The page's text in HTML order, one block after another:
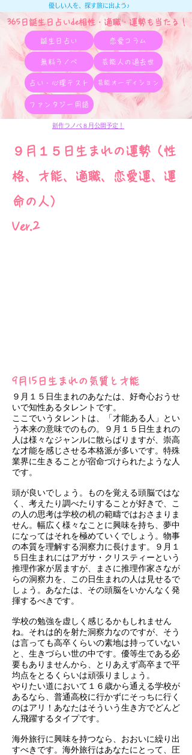
365日誕生日占いde相性・適職・​運勢も当たる！
優しい人を、探す旅に出よう♪
誕生日占い 恋愛コラム
無料ラノベ 芸能人の過去世
占い・心理テスト 芸能オーディション
ファンタジー用語
新作ラノベ８月公開予定！
９月１５日生まれの運勢（性
格、才能、適職、恋愛運、運
命の人）
Ver.2
9月15日生まれの気質と才能
９月１５日生まれのあなたは、好奇心おうせ
いで知性あるタレントです。
ここでいうタレントは、「才能ある人」とい
う本来の意味でのもの。９月１５日生まれの
人は様々なジャンルに散らばりますが、崇高
な才能を感じさせる本格派が多いです。特殊
業界に生きることが宿命づけられたような人
です。
頭が良いでしょう。ものを覚える頭脳ではな
く、考えたり調べたりすることが好きで、こ
の人の思考は学校の机の範疇ではおさまりま
せん。幅広く様々なことに興味を持ち、夢中
になってはそれを極めていくでしょう。物事
の本質を理解する洞察力に長けます。９月１
５日生まれにはアガサ・クリスティーという
推理作家が居ますが、まさに推理作家さなが
らの洞察力を、この日生まれの人は見せるで
しょう。あなたは、その頭脳をいかんなく発
揮するべきです。
学校の勉強を虚しく感じるかもしれません
ね。それは的を射た洞察力なのですが、そう
は言っても高卒くらいの素地は持っていない
と、生きづらい世の中です。優等生である必
要もありませんから、とりあえず高卒まで平
均点をとるくらいは頑張りましょう。
やりたい道において１６歳から通える学校が
あるなら、普通高校に行かずにそっちに行く
のはアリ！あなたはそういう生き方でどんど
ん飛躍するタイプです。
海外旅行に興味を持つなら、おおいに繰り出
すべきです。海外旅行はあなたにとって、圧